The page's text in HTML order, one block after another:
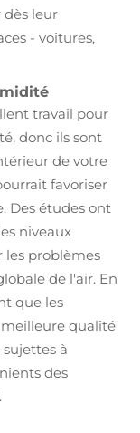
dès leur
- voitures,
travail pour
donc ils sont
de votre
favoriser
Des études ont
niveaux
problèmes
de l'air. En
que les
meilleure qualité
à
des